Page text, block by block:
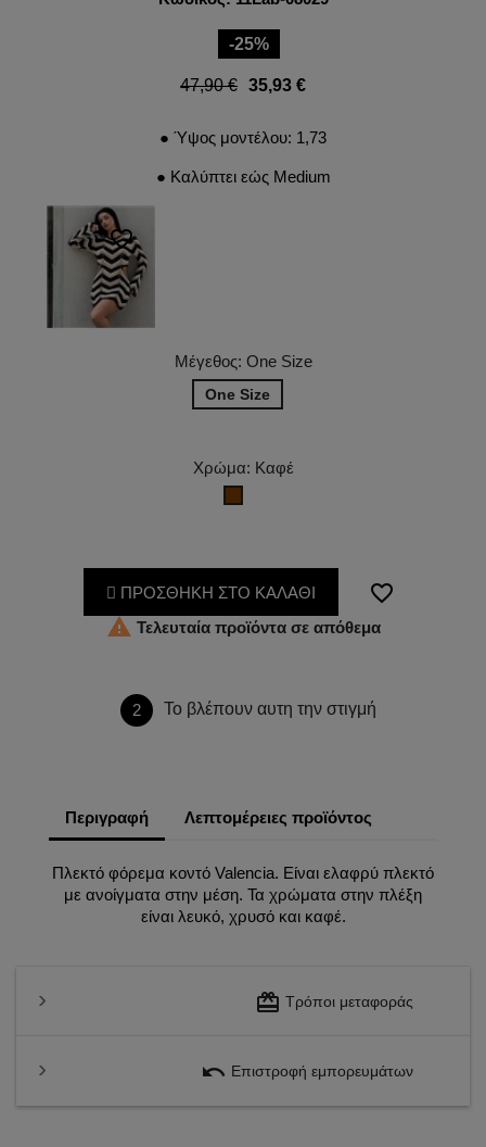
-25%
47,90 € 35,93 €
● Ύψος μοντέλου: 1,73
● Καλύπτει εώς Medium
favorite_border
Μέγεθος: One Size
One Size
Χρώμα: Καφέ
ΠΡΟΣΘΗΚΗ ΣΤΟ ΚΑΛΑΘΙ
favorite_border
 Τελευταία προϊόντα σε απόθεμα
2 Το βλέπουν αυτη την στιγμή
Περιγραφή Λεπτομέρειες προϊόντος
Πλεκτό φόρεμα κοντό Valencia. Είναι ελαφρύ πλεκτό
με ανοίγματα στην μέση. Τα χρώματα στην πλέξη
είναι λευκό, χρυσό και καφέ.
redeem Τρόποι μεταφοράς
undo Επιστροφή εμπορευμάτων